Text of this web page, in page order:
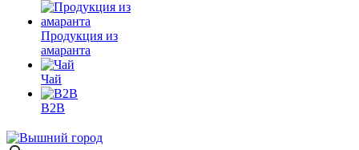
Продукция из
амаранта
Чай
B2B